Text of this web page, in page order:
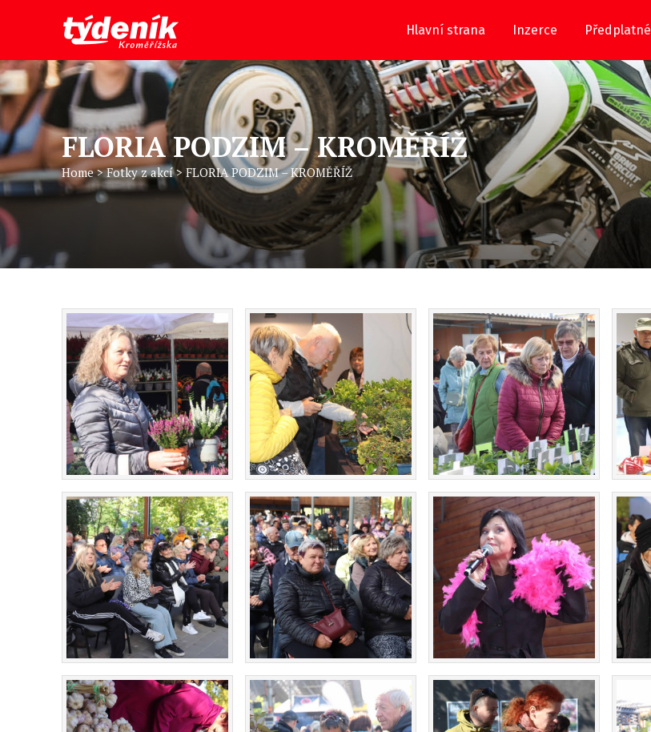
Hlavní strana Inzerce Předplatné
FLORIA PODZIM – KROMĚŘÍŽ
Home>Fotky z akcí>FLORIA PODZIM – KROMĚŘÍŽ